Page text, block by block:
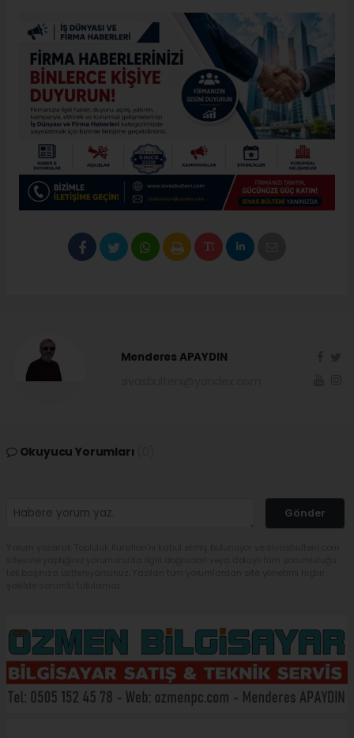
Menderes APAYDIN
Okuyucu Yorumları
Gönder